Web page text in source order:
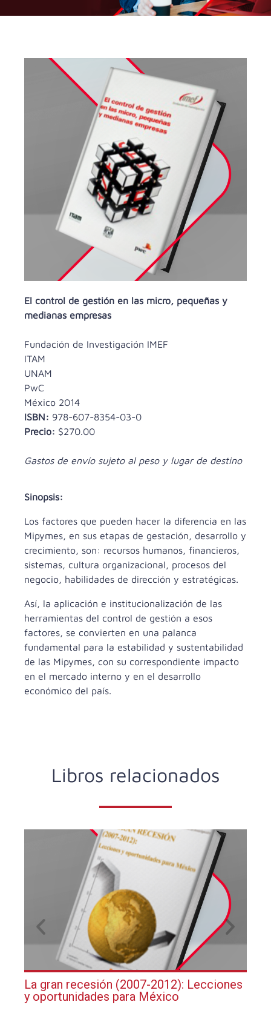
El control de gestión en las micro, pequeñas y
medianas empresas
Fundación de Investigación IMEF
ITAM
UNAM
PwC
México 2014
ISBN: 978-607-8354-03-0
Precio: $270.00
Gastos de envío sujeto al peso y lugar de destino
Sinopsis:
Los factores que pueden hacer la diferencia en las
Mipymes, en sus etapas de gestación, desarrollo y
crecimiento, son: recursos humanos, financieros,
sistemas, cultura organizacional, procesos del
negocio, habilidades de dirección y estratégicas.
Así, la aplicación e institucionalización de las
herramientas del control de gestión a esos
factores, se convierten en una palanca
fundamental para la estabilidad y sustentabilidad
de las Mipymes, con su correspondiente impacto
en el mercado interno y en el desarrollo
económico del país.
Libros relacionados
La gran recesión (2007-2012): Lecciones
y oportunidades para México